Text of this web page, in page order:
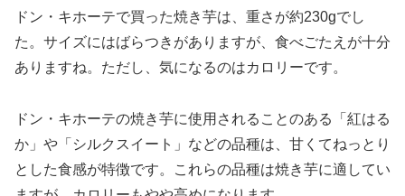
ドン・キホーテで買った焼き芋は、重さが約230gでし
た。サイズにはばらつきがありますが、食べごたえが十分
ありますね。ただし、気になるのはカロリーです。
ドン・キホーテの焼き芋に使用されることのある「紅はる
か」や「シルクスイート」などの品種は、甘くてねっとり
とした食感が特徴です。これらの品種は焼き芋に適してい